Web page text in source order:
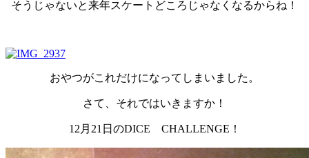
そうじゃないと来年スケートどころじゃなくなるからね！
おやつがこれだけになってしまいました。
さて、それではいきますか！
12月21日のDICE CHALLENGE！